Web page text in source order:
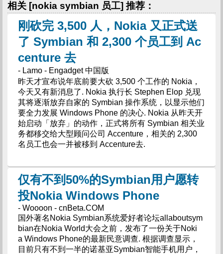
相关 [nokia symbian 员工] 推荐：
刚砍完 3,500 人，Nokia 又正式送
了 Symbian 和 2,300 个员工到 Ac
centure 去
- Lamo - Engadget 中国版
昨天才宣布说年底前要大砍 3,500 个工作的 Nokia，
今天又有新消息了. Nokia 执行长 Stephen Elop 兑现
其将逐渐放弃自家的 Symbian 操作系统，以显示他们
要全力发展 Windows Phone 的决心. Nokia 从昨天开
始启动「放弃」的动作，正式将所有 Symbian 相关业
务都移交给大型顾问公司 Accenture，相关的 2,300
名员工也会一并被移到 Accenture去.
仅有不到50%的Symbian用户愿转
投Nokia Windows Phone
- Woooon - cnBeta.COM
国外著名Nokia Symbian系统爱好者论坛allaboutsym
bian在Nokia World大会之前，发布了一份关于Noki
a Windows Phone的最新民意调查. 根据调查显示，
目前只有不到一半的诺基亚Symbian智能手机用户，